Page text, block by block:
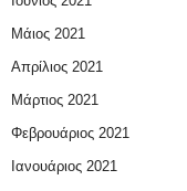
Μάιος 2021
Απρίλιος 2021
Μάρτιος 2021
Φεβρουάριος 2021
Ιανουάριος 2021